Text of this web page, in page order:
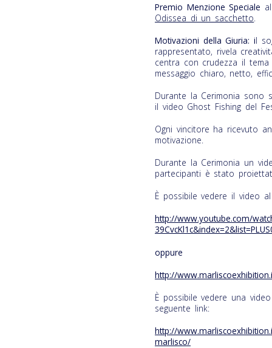
Premio Menzione Speciale
Odissea di un sacchetto
Motivazioni della Giuria: il
rappresentato, rivela
centra con crudezza il tema
messaggio chiaro, netto,
Durante la Cerimonia
il video Ghost Fishing del
Ogni vincitore ha ricevuto
motivazione.
Durante la Cerimonia un
partecipanti è stato
È possibile vedere il video
http://www.youtube.com/
oppure
http://
È possibile vedere una
seguente link:
http://
marlisco/